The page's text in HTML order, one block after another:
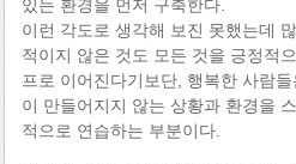
있는 환경을 먼저 구축한다.
이런 각도로 생각해 보진 못했는데
적이지 않은 것도 모든 것을 긍정적
프로 이어진다기보단, 행복한 사람
이 만들어지지 않는 상황과 환경을
적으로 연습하는 부분이다.